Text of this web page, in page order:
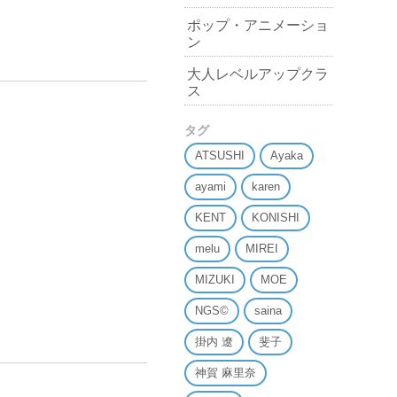
ポップ・アニメーショ
ン
大人レベルアップクラ
ス
タグ
ATSUSHI Ayaka
ayami karen
KENT KONISHI
melu MIREI
MIZUKI MOE
NGS© saina
掛内 遼 斐子
神賀 麻里奈